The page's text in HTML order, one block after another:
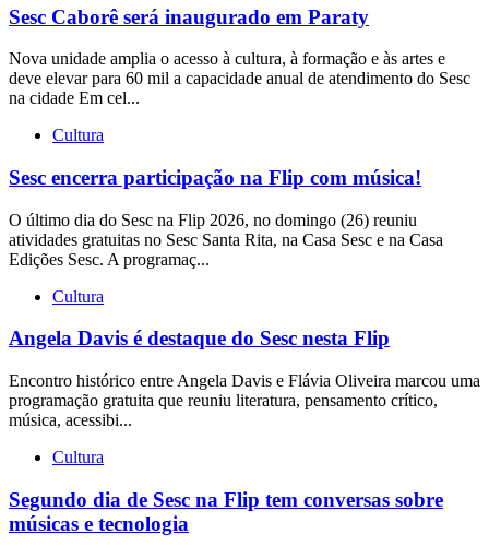
Sesc Caborê será inaugurado em Paraty
Nova unidade amplia o acesso à cultura, à formação e às artes e
deve elevar para 60 mil a capacidade anual de atendimento do Sesc
na cidade Em cel...
Cultura
Sesc encerra participação na Flip com música!
O último dia do Sesc na Flip 2026, no domingo (26) reuniu
atividades gratuitas no Sesc Santa Rita, na Casa Sesc e na Casa
Edições Sesc. A programaç...
Cultura
Angela Davis é destaque do Sesc nesta Flip
Encontro histórico entre Angela Davis e Flávia Oliveira marcou uma
programação gratuita que reuniu literatura, pensamento crítico,
música, acessibi...
Cultura
Segundo dia de Sesc na Flip tem conversas sobre
músicas e tecnologia